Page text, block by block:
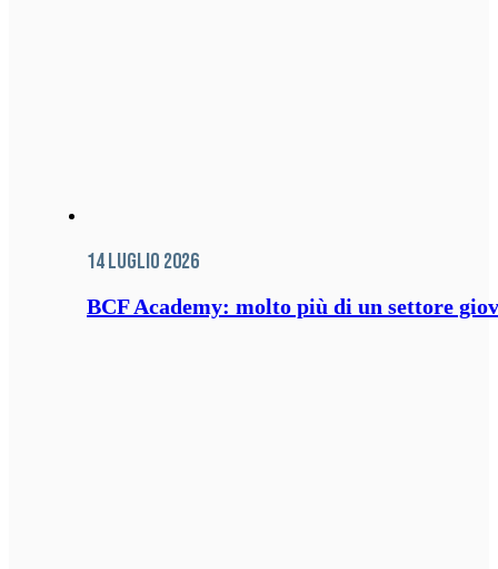
14 Luglio 2026
BCF Academy: molto più di un settore